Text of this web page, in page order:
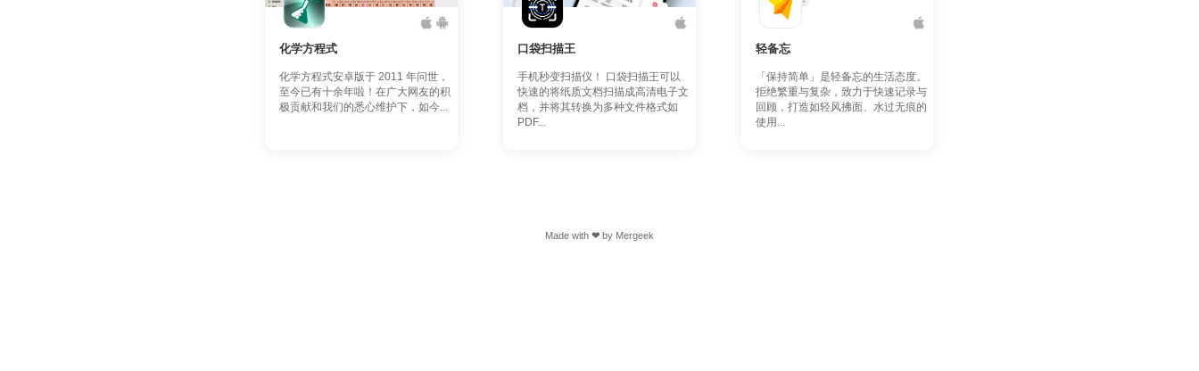
化学方程式
化学方程式安卓版于 2011 年问世，
至今已有十余年啦！在广大网友的积
极贡献和我们的悉心维护下，如今...
口袋扫描王
手机秒变扫描仪！ 口袋扫描王可以
快速的将纸质文档扫描成高清电子文
档，并将其转换为多种文件格式如
PDF...
轻备忘
「保持简单」是轻备忘的生活态度。
拒绝繁重与复杂，致力于快速记录与
回顾，打造如轻风拂面、水过无痕的
使用...
Made with ❤ by Mergeek